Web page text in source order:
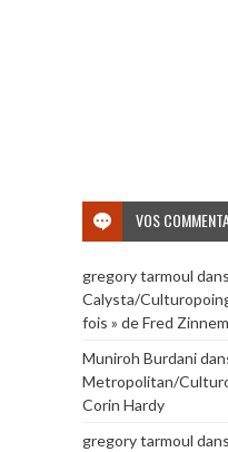
VOS
gregory tarmoul dans
Calysta/
fois » de Fred
Muniroh Burdani
Metropolitan/
Corin Hardy
gregory tarmoul dans